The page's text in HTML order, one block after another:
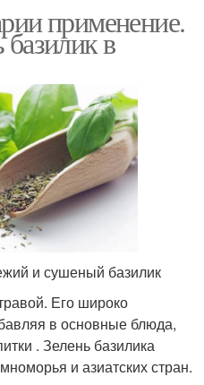
применение.
базилик в
и сушеный базилик
Его широко
в основные блюда,
. Зелень базилика
и азиатских стран.